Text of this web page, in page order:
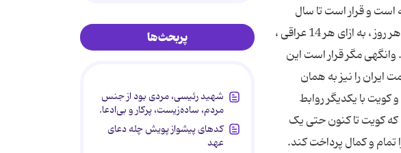
صادرات روزانه نفت خام عراق ، 2 میلیون و 200 هزار بشکه است و قرار است تا سال
2017 ، ظرفیت تولید نفت خام عراق به رقم افسانه ای 12 میلیون بشکه در روز برسد. با این اوصاف ، در هر روز ، به ازای هر 14 عراقی ،
نفت صادر می کنیم. وانگهی مگر قرار است این
ایران را نیز به همان
با یکدیگر روابط
کویت تا کنون حتی یک
و کمال پرداخت کند.
پربحث‌ها
شهید رئیسی، مردی بود از جنس
مردم، ساده‌زیست، پرکار و بی‌ادعا.
کدهای پیشواز پویش چله دعای
عهد